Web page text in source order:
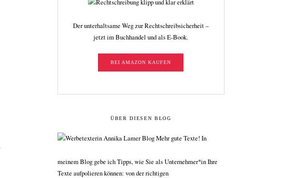
Der unterhaltsame Weg zur Rechtschreibsicherheit –
jetzt im Buchhandel und als E-Book.
BEI AMAZON KAUFEN
ÜBER DIESEN BLOG
Mehr gute Texte! In
meinem Blog gebe ich Tipps, wie Sie als Unternehmer*in Ihre
Texte aufpolieren können: von der richtigen